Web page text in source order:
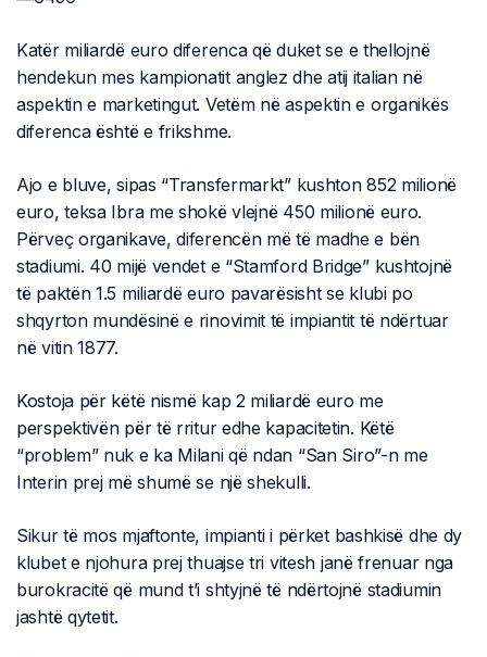
Katër miliardë euro diferenca që duket se e thellojnë
hendekun mes kampionatit anglez dhe atij italian në
aspektin e marketingut. Vetëm në aspektin e organikës
diferenca është e frikshme.
Ajo e bluve, sipas “Transfermarkt” kushton 852 milionë
euro, teksa Ibra me shokë vlejnë 450 milionë euro.
Përveç organikave, diferencën më të madhe e bën
stadiumi. 40 mijë vendet e “Stamford Bridge” kushtojnë
të paktën 1.5 miliardë euro pavarësisht se klubi po
shqyrton mundësinë e rinovimit të impiantit të ndërtuar
në vitin 1877.
Kostoja për këtë nismë kap 2 miliardë euro me
perspektivën për të rritur edhe kapacitetin. Këtë
“problem” nuk e ka Milani që ndan “San Siro”-n me
Interin prej më shumë se një shekulli.
Sikur të mos mjaftonte, impianti i përket bashkisë dhe dy
klubet e njohura prej thuajse tri vitesh janë frenuar nga
burokracitë që mund t’i shtyjnë të ndërtojnë stadiumin
jashtë qytetit.